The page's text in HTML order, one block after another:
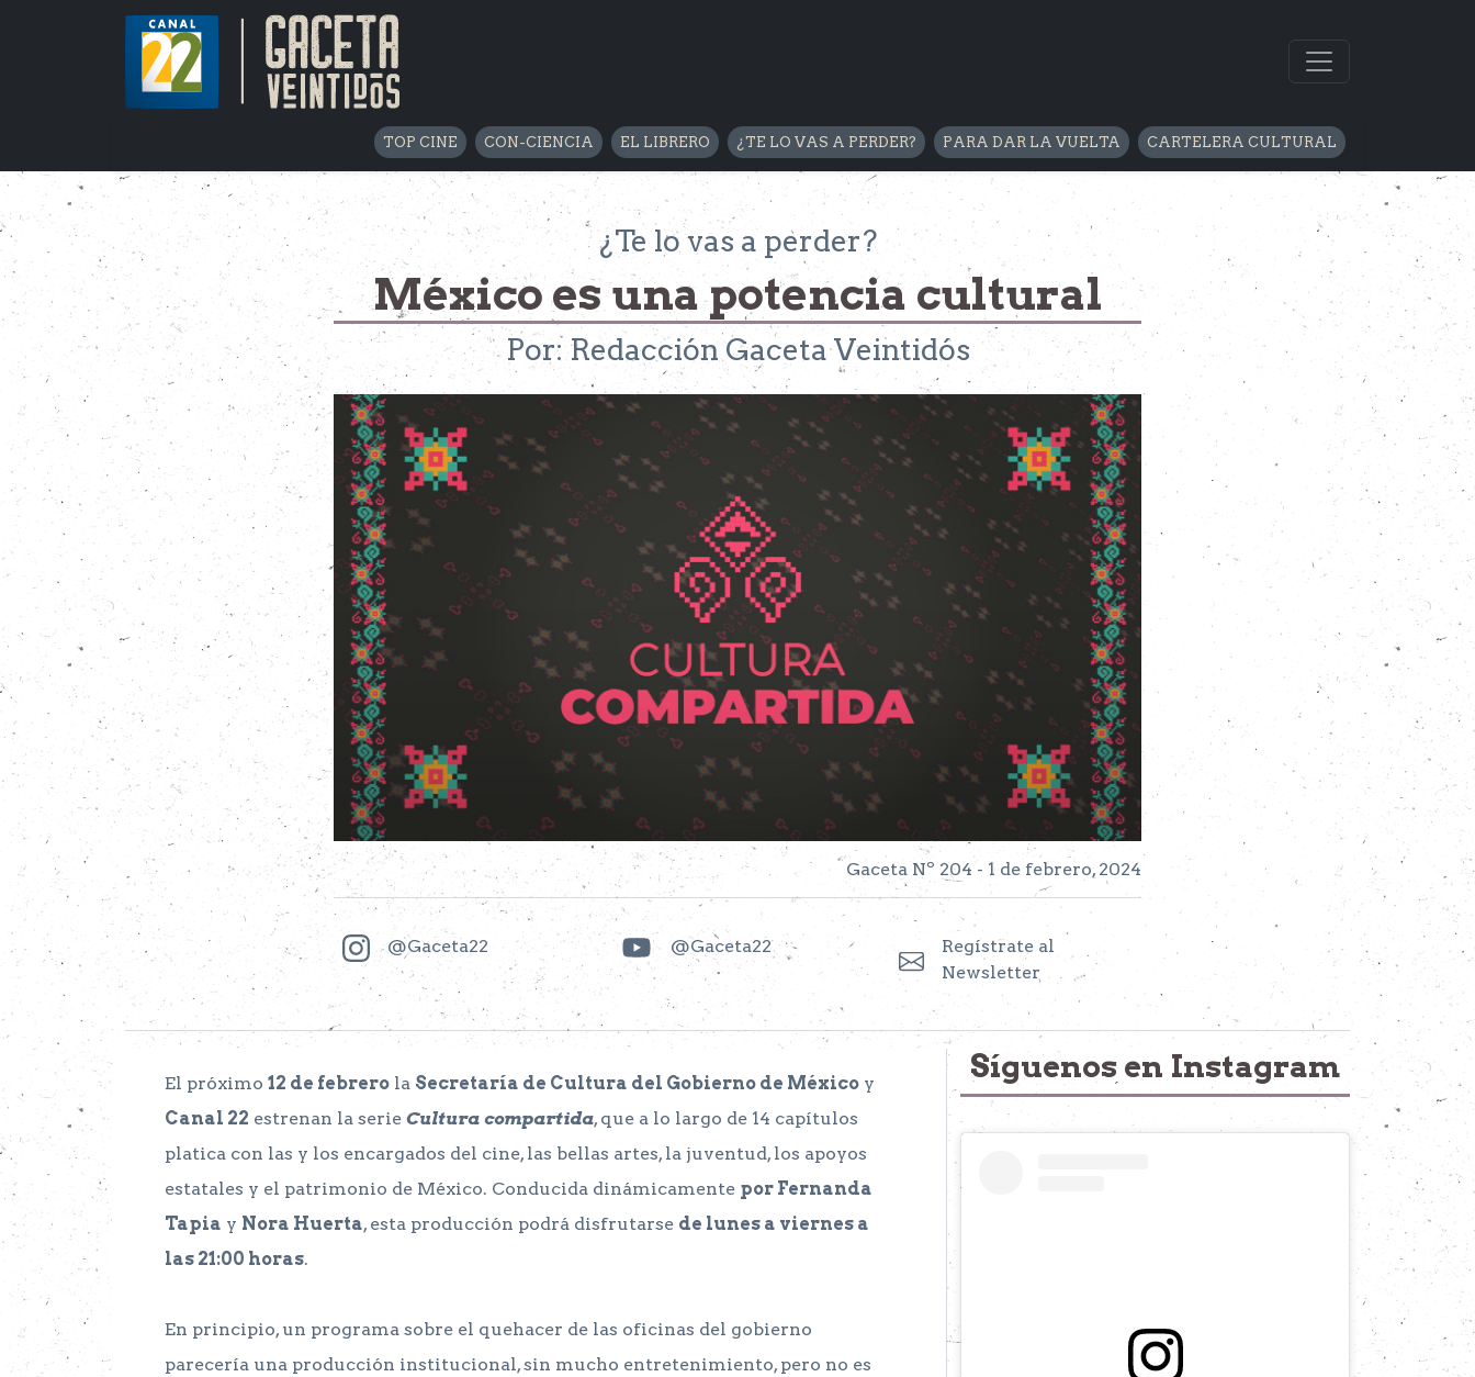
TOP CINE CON-CIENCIA EL LIBRERO ¿TE LO VAS A PERDER? PARA DAR LA VUELTA CARTELERA CULTURAL
¿Te lo vas a perder?
México es una potencia cultural
Por: Redacción Gaceta Veintidós
Gaceta Nº 204 - 1 de febrero, 2024
@Gaceta22 @Gaceta22
Regístrate al
Newsletter
El próximo 12 de febrero la Secretaría de Cultura del Gobierno de México y
Canal 22 estrenan la serie Cultura compartida, que a lo largo de 14 capítulos
platica con las y los encargados del cine, las bellas artes, la juventud, los apoyos
estatales y el patrimonio de México. Conducida dinámicamente por Fernanda
Tapia y Nora Huerta, esta producción podrá disfrutarse de lunes a viernes a
las 21:00 horas.
En principio, un programa sobre el quehacer de las oficinas del gobierno
parecería una producción institucional, sin mucho entretenimiento, pero no es
Síguenos en Instagram